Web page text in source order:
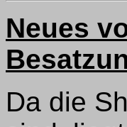
Neues
Da die